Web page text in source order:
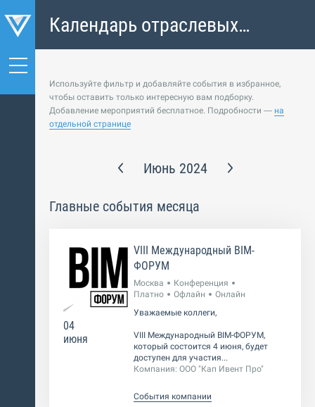
Календарь отраслевых
событий
Используйте фильтр и добавляйте события в избранное,
чтобы оставить только интересную вам подборку.
Добавление мероприятий бесплатное. Подробности — на
отдельной странице
Июнь 2024
Главные события месяца
04
июня
VIII Международный BIM-
ФОРУМ
Москва
Конференция
Платно
Офлайн
Онлайн
Уважаемые коллеги,
VIII Международный BIM-ФОРУМ,
который состоится 4 июня, будет
доступен для участия...
Компания: ООО "Кап Ивент Про"
События компании